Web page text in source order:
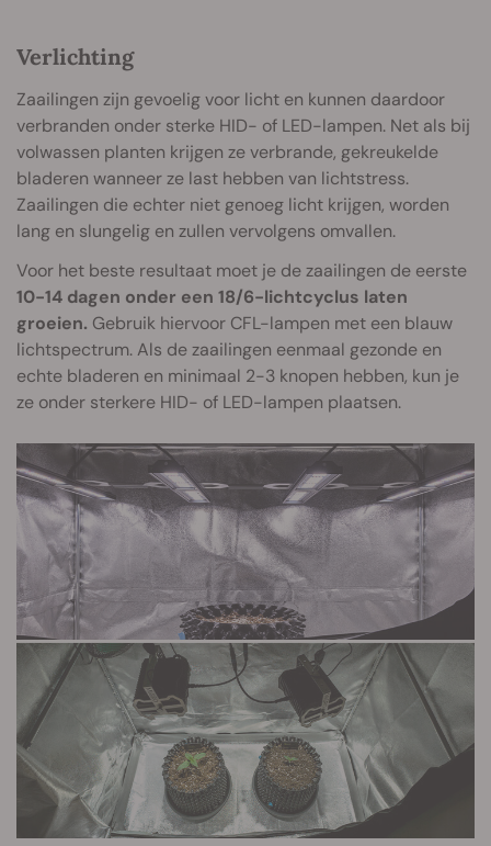
Verlichting
Zaailingen zijn gevoelig voor licht en kunnen daardoor
verbranden onder sterke HID- of LED-lampen. Net als bij
volwassen planten krijgen ze verbrande, gekreukelde
bladeren wanneer ze last hebben van lichtstress.
Zaailingen die echter niet genoeg licht krijgen, worden
lang en slungelig en zullen vervolgens omvallen.
Voor het beste resultaat moet je de zaailingen de eerste
10-14 dagen onder een 18/6-lichtcyclus laten
groeien. Gebruik hiervoor CFL-lampen met een blauw
lichtspectrum. Als de zaailingen eenmaal gezonde en
echte bladeren en minimaal 2-3 knopen hebben, kun je
ze onder sterkere HID- of LED-lampen plaatsen.